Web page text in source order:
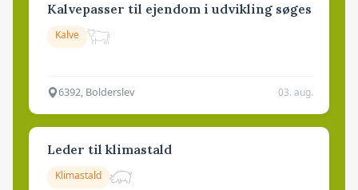
Kalvepasser til ejendom i udvikling søges
Kalve
6392, Bolderslev 03. aug.
Leder til klimastald
Klimastald